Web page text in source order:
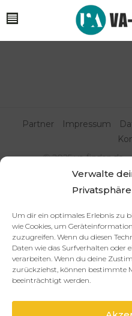
Verwalte
Privatsphäre
Um dir ein optimales Erlebnis zu
wie Cookies, um
zuzugreifen. Wenn du diesen
Daten wie das Surfverhalten oder
verarbeiten. Wenn du deine
zurückziehst, können bestimmte
beeinträchtigt werden.
© 2025 va-finden.de –
Partner Impressum
Virtuelle
finden | VA